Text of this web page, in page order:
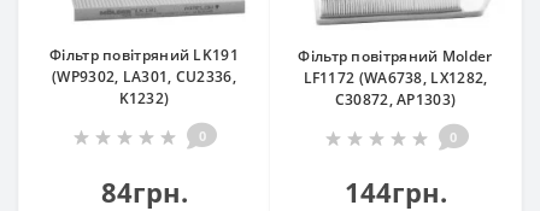
Фільтр повітряний LK191
(WP9302, LA301, CU2336,
K1232)
0
84грн.
Фільтр повітряний Molder
LF1172 (WA6738, LX1282,
C30872, AP1303)
0
144грн.